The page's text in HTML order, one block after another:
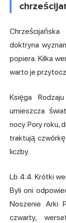
doktryna
popiera. Kilka
warto je
Księga
umieszcza
nocy. Pory roku,
traktują
liczby.
Lb 4:4. Krótki
Byli oni
Noszenie Arki
czwarty,